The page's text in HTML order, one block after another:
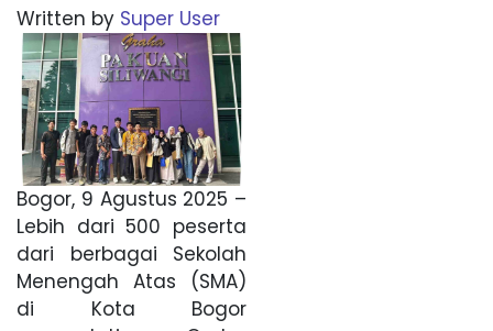
Written by Super User
Bogor, 9 Agustus 2025 –
Lebih dari 500 peserta
dari berbagai Sekolah
Menengah Atas (SMA)
di Kota Bogor